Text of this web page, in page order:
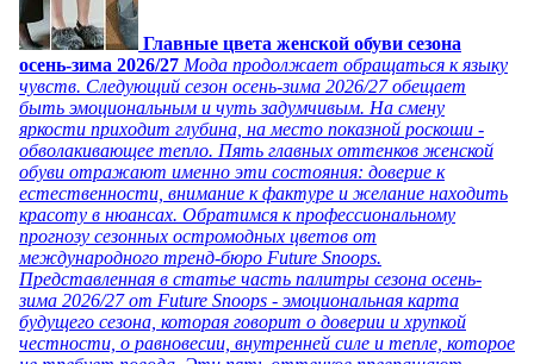
Главные цвета женской обуви сезона
осень-зима 2026/27 Мода продолжает обращаться к языку
чувств. Следующий сезон осень-зима 2026/27 обещает
быть эмоциональным и чуть задумчивым. На смену
яркости приходит глубина, на место показной роскоши -
обволакивающее тепло. Пять главных оттенков женской
обуви отражают именно эти состояния: доверие к
естественности, внимание к фактуре и желание находить
красоту в нюансах. Обратимся к профессиональному
прогнозу сезонных остромодных цветов от
международного тренд-бюро Future Snoops.
Представленная в статье часть палитры сезона осень-
зима 2026/27 от Future Snoops - эмоциональная карта
будущего сезона, которая говорит о доверии и хрупкой
честности, о равновесии, внутренней силе и тепле, которое